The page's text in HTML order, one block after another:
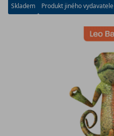
Skladem Produkt jiného vydavatele